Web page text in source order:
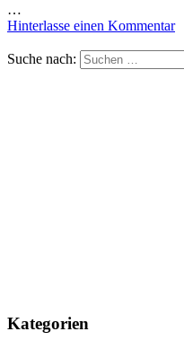
…
Hinterlasse einen Kommentar
Suche nach:
Kategorien